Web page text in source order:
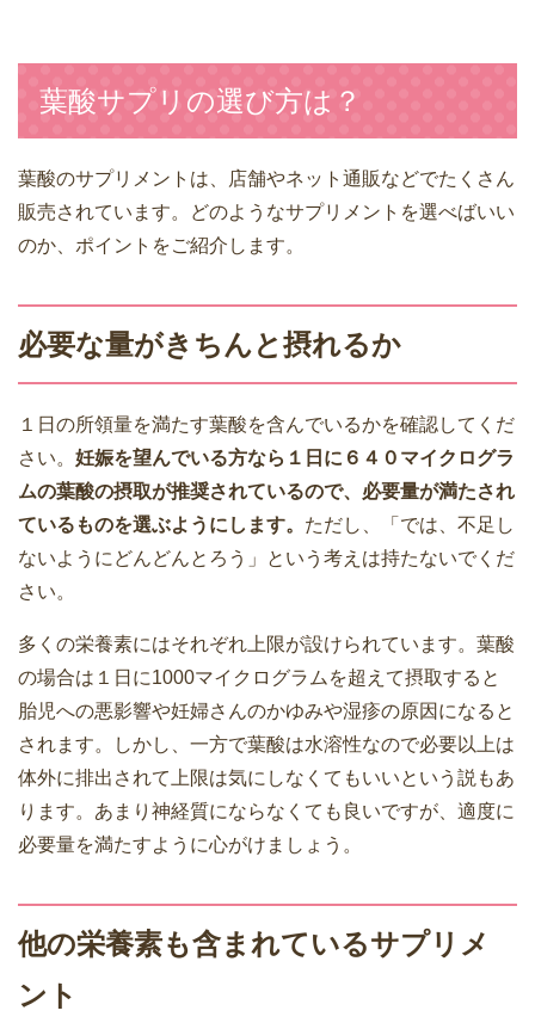
葉酸サプリの選び方は？
葉酸のサプリメントは、店舗やネット通販などでたくさん
販売されています。どのようなサプリメントを選べばいい
のか、ポイントをご紹介します。
必要な量がきちんと摂れるか
１日の所領量を満たす葉酸を含んでいるかを確認してくだ
さい。 妊娠を望んでいる方なら１日に６４０マイクログラ
ムの葉酸の摂取が推奨されているので、必要量が満たされ
ているものを選ぶようにします。 ただし、「では、不足し
ないようにどんどんとろう」という考えは持たないでくだ
さい。
多くの栄養素にはそれぞれ上限が設けられています。葉酸
の場合は１日に1000マイクログラムを超えて摂取すると
胎児への悪影響や妊婦さんのかゆみや湿疹の原因になると
されます。しかし、一方で葉酸は水溶性なので必要以上は
体外に排出されて上限は気にしなくてもいいという説もあ
ります。あまり神経質にならなくても良いですが、適度に
必要量を満たすように心がけましょう。
他の栄養素も含まれているサプリメ
ント